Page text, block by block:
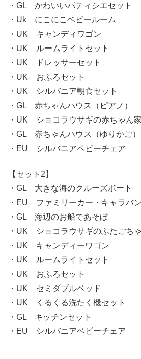
・GL かわいいパティシエセット
・Uk にこにこベビールーム
・UK キャンディワゴン
・UK ルームライトセット
・UK ドレッサーセット
・UK おふろセット
・UK シルバニア朝食セット
・GL 赤ちゃんハウス（ピアノ）
・UK ショコラウサギの赤ちゃん
・GL 赤ちゃんハウス（ゆりかご）
・EU シルバニアベビーチェア
【セット2】
・GL 大きな海のクルーズボート
・EU ファミリーカー・キャラバン
・GL 海辺のお船であそぼ
・UK ショコラウサギのふたごち
・UK キャンディーワゴン
・UK ルームライトセット
・UK おふろセット
・UK セミダブルベッド
・UK くるくる洗たく機セット
・GL キッチンセット
・EU シルバニアベビーチェア